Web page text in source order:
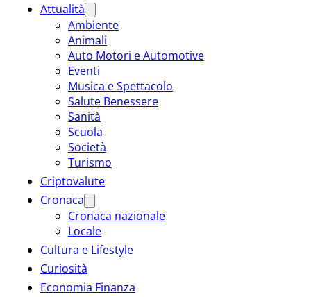
Attualità
Ambiente
Animali
Auto Motori e Automotive
Eventi
Musica e Spettacolo
Salute Benessere
Sanità
Scuola
Società
Turismo
Criptovalute
Cronaca
Cronaca nazionale
Locale
Cultura e Lifestyle
Curiosità
Economia Finanza